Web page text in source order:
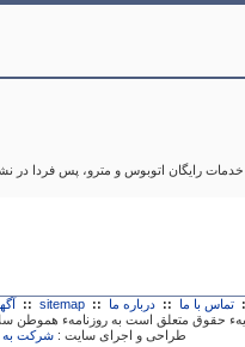
رایگان اتوبوس و مترو، پس فردا در
تماس با ما :: درباره ما ::
sitemap
::
حقوق متعلق است به روزنامهء هموطن سلام. ۱۳۹۳ -
طراحی و اجرای سايت : شرکت به